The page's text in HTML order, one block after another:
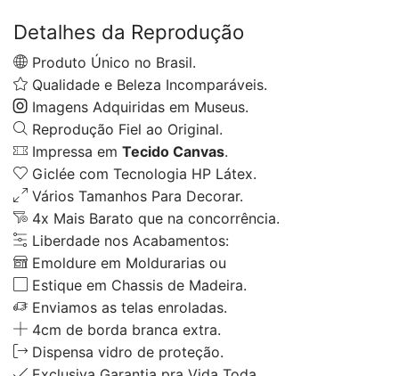
Detalhes da Reprodução
Produto Único no Brasil.
Qualidade e Beleza Incomparáveis.
Imagens Adquiridas em Museus.
Reprodução Fiel ao Original.
Impressa em Tecido Canvas.
Giclée com Tecnologia HP Látex.
Vários Tamanhos Para Decorar.
4x Mais Barato que na concorrência.
Liberdade nos Acabamentos:
Emoldure em Moldurarias ou
Estique em Chassis de Madeira.
Enviamos as telas enroladas.
4cm de borda branca extra.
Dispensa vidro de proteção.